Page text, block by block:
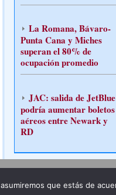
La Romana, Bávaro-
Punta Cana y Miches
superan el 80% de
ocupación promedio
JAC: salida de JetBlue
podría aumentar boletos
aéreos entre Newark y
RD
que estás de